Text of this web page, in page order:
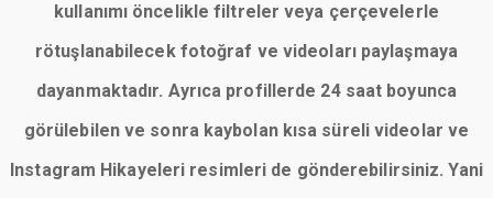
kullanımı öncelikle filtreler veya çerçevelerle
rötuşlanabilecek fotoğraf ve videoları paylaşmaya
dayanmaktadır. Ayrıca profillerde 24 saat boyunca
görülebilen ve sonra kaybolan kısa süreli videolar ve
Instagram Hikayeleri resimleri de gönderebilirsiniz. Yani